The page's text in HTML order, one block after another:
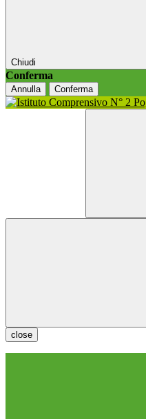
Chiudi
Conferma
Annulla Conferma
close